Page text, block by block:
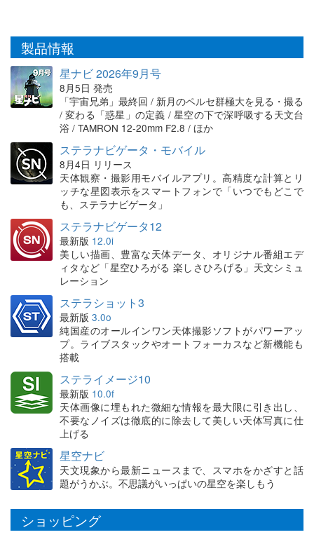
製品情報
星ナビ 2026年9月号
8月5日 発売
「宇宙兄弟」最終回 / 新月のペルセ群極大を見る・撮る
/ 変わる「惑星」の定義 / 星空の下で深呼吸する天文台
浴 / TAMRON 12-20mm F2.8 / ほか
ステラナビゲータ・モバイル
8月4日 リリース
天体観察・撮影用モバイルアプリ。高精度な計算とリ
ッチな星図表示をスマートフォンで「いつでもどこで
も、ステラナビゲータ」
ステラナビゲータ12
最新版 12.0i
美しい描画、豊富な天体データ、オリジナル番組エデ
ィタなど「星空ひろがる 楽しさひろげる」天文シミュ
レーション
ステラショット3
最新版 3.0o
純国産のオールインワン天体撮影ソフトがパワーアッ
プ。ライブスタックやオートフォーカスなど新機能も
搭載
ステライメージ10
最新版 10.0f
天体画像に埋もれた微細な情報を最大限に引き出し、
不要なノイズは徹底的に除去して美しい天体写真に仕
上げる
星空ナビ
天文現象から最新ニュースまで、スマホをかざすと話
題がうかぶ。不思議がいっぱいの星空を楽しもう
ショッピング